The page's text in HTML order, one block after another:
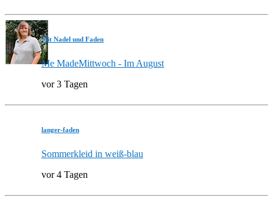
Mit Nadel und Faden
Me MadeMittwoch - Im August
vor 3 Tagen
langer-faden
Sommerkleid in weiß-blau
vor 4 Tagen